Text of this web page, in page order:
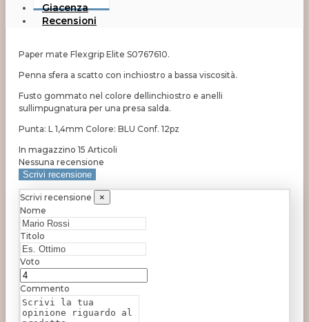
Giacenza
Recensioni
Paper mate Flexgrip Elite S0767610.
Penna sfera a scatto con inchiostro a bassa viscosità.
Fusto gommato nel colore dellinchiostro e anelli
sullimpugnatura per una presa salda.
Punta: L 1,4mm Colore: BLU Conf. 12pz
In magazzino 15 Articoli
Nessuna recensione
Scrivi recensione
Scrivi recensione
×
Nome
Titolo
Voto
Commento